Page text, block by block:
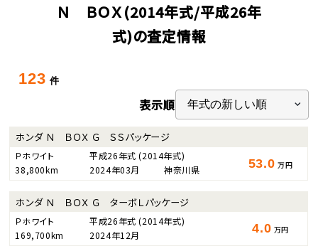
Ｎ ＢＯＸ(2014年式/平成26年
式)の査定情報
123 件
表示順
ホンダ Ｎ ＢＯＸ Ｇ ＳＳパッケージ
Ｐホワイト 平成26年式(2014年式)
38,800km
2024年03月 神奈川県 53.0 万円
ホンダ Ｎ ＢＯＸ Ｇ ターボＬパッケージ
Ｐホワイト 平成26年式(2014年式)
169,700km
2024年12月 4.0 万円